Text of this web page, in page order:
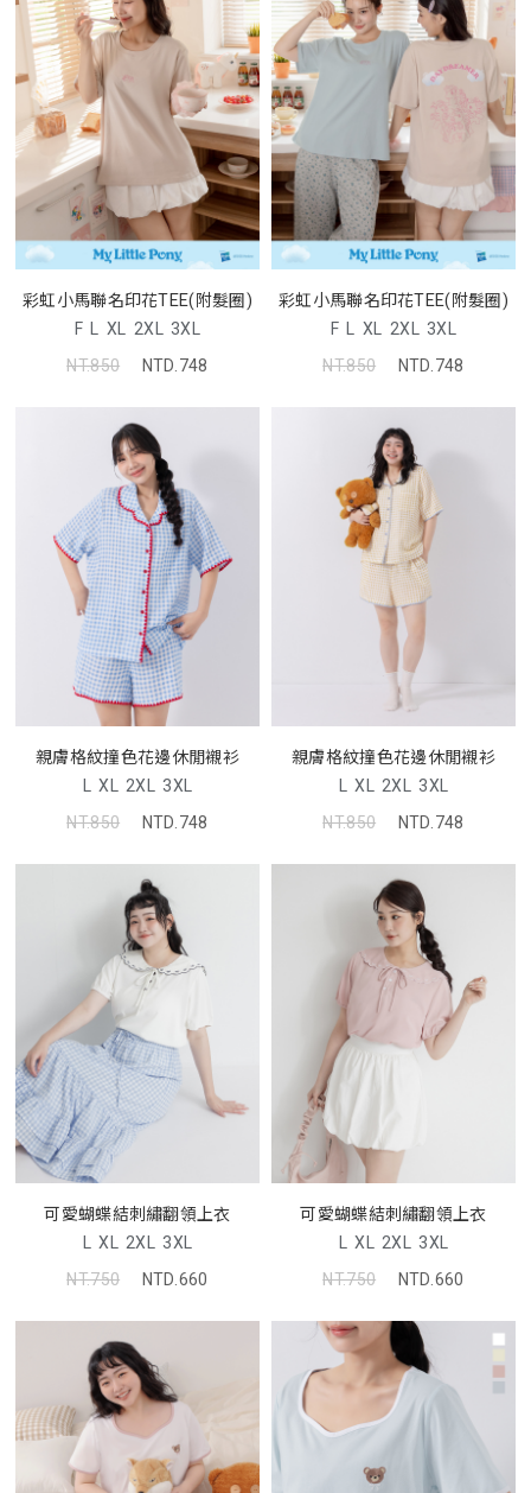
彩虹小馬聯名印花TEE(附髮圈)
F L XL 2XL 3XL
NT.850
NTD.748
彩虹小馬聯名印花TEE(附髮圈)
F L XL 2XL 3XL
NT.850
NTD.748
親膚格紋撞色花邊休閒襯衫
L XL 2XL 3XL
NT.850
NTD.748
親膚格紋撞色花邊休閒襯衫
L XL 2XL 3XL
NT.850
NTD.748
可愛蝴蝶結刺繡翻領上衣
L XL 2XL 3XL
NT.750
NTD.660
可愛蝴蝶結刺繡翻領上衣
L XL 2XL 3XL
NT.750
NTD.660